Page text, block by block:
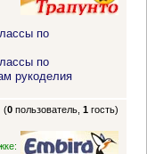
по
по
рукоделия
(0 пользователь,1 гость)